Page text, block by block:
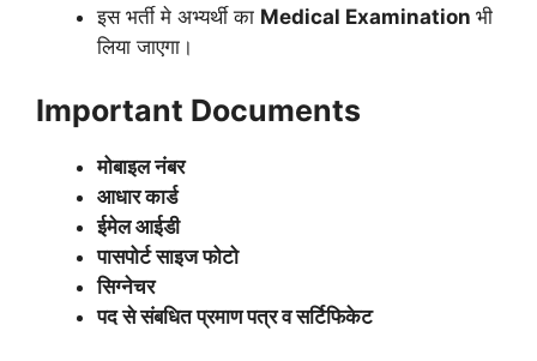
इस भर्ती मे अभ्यर्थी का Medical Examination भी
लिया जाएगा।
Important Documents
मोबाइल नंबर
आधार कार्ड
ईमेल आईडी
पासपोर्ट साइज फोटो
सिग्नेचर
पद से संबधित प्रमाण पत्र व सर्टिफिकेट